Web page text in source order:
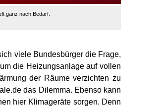
ganz nach Bedarf.
viele Bundesbürger die Frage,
die Heizungsanlage auf vollen
der Räume verzichten zu
das Dilemma. Ebenso kann
hier Klimageräte sorgen. Denn